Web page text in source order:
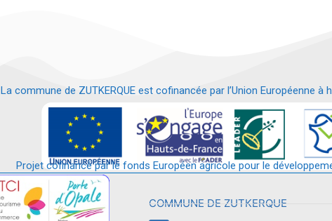
La commune de ZUTKERQUE est cofinancée par l’Union Européenne
et requalification d’un bâtiment en services
Projet cofinancé par le fonds Européen agricole pour le
COMMUNE DE ZUTKERQUE